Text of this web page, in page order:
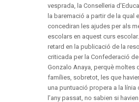
vesprada, la Conselleria
la baremació a partir de la qual
concediran les ajudes per als
escolars en aquest curs
retard en la publicació de la
criticada per la Confederació
Gonzalo Anaya, perquè moltes
famílies, sobretot, les que
una puntuació propera a la línia
l’any passat, no sabien si